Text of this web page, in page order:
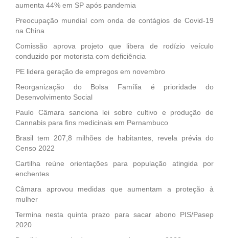
aumenta 44% em SP após pandemia
Preocupação mundial com onda de contágios de Covid-19
na China
Comissão aprova projeto que libera de rodízio veículo
conduzido por motorista com deficiência
PE lidera geração de empregos em novembro
Reorganização do Bolsa Família é prioridade do
Desenvolvimento Social
Paulo Câmara sanciona lei sobre cultivo e produção de
Cannabis para fins medicinais em Pernambuco
Brasil tem 207,8 milhões de habitantes, revela prévia do
Censo 2022
Cartilha reúne orientações para população atingida por
enchentes
Câmara aprovou medidas que aumentam a proteção à
mulher
Termina nesta quinta prazo para sacar abono PIS/Pasep
2020